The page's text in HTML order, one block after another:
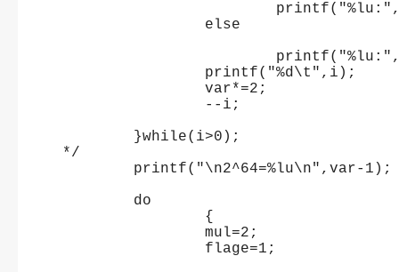
		else
		printf("%d\t",i);
		var*=2;
		--i;
	}while(i>0);
*/
	printf("\n2^64=%lu\n",var-1);
	do
	        {
		mul=2;